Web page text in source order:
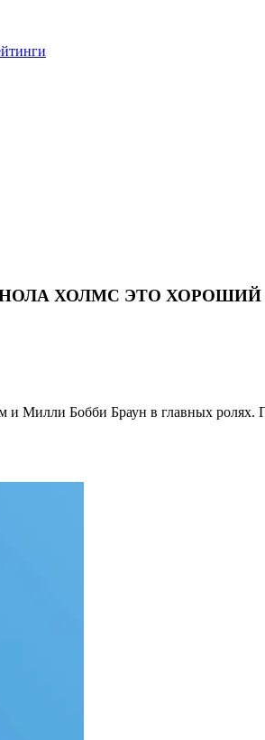
ХОЛМС ЭТО
Милли Бобби Браун в главных